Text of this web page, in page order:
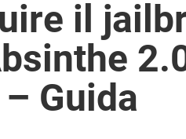
il
Guida